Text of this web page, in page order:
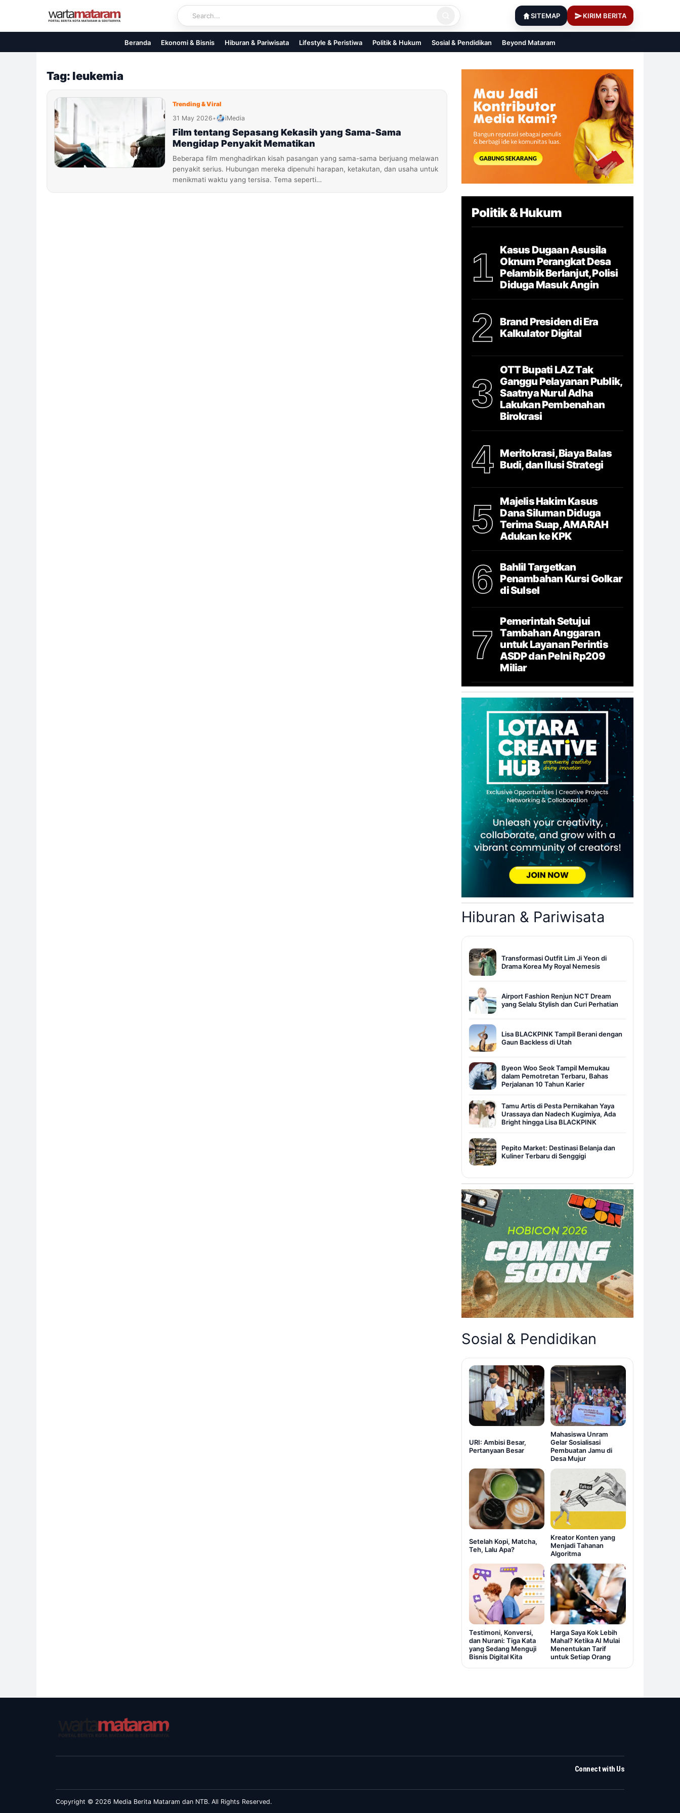
content
SITEMAP KIRIM BERITA
Beranda Ekonomi & Bisnis Hiburan & Pariwisata Lifestyle & Peristiwa Politik & Hukum Sosial & Pendidikan Beyond Mataram
Tag: leukemia
Trending & Viral
31 May 2026• iMedia
Film tentang Sepasang Kekasih yang Sama-Sama
Mengidap Penyakit Mematikan
Beberapa film menghadirkan kisah pasangan yang sama-sama berjuang melawan
penyakit serius. Hubungan mereka dipenuhi harapan, ketakutan, dan usaha untuk
menikmati waktu yang tersisa. Tema seperti…
Politik & Hukum
1
Kasus Dugaan Asusila
Oknum Perangkat Desa
Pelambik Berlanjut, Polisi
Diduga Masuk Angin
2
Brand Presiden di Era
Kalkulator Digital
3
OTT Bupati LAZ Tak
Ganggu Pelayanan Publik,
Saatnya Nurul Adha
Lakukan Pembenahan
Birokrasi
4
Meritokrasi, Biaya Balas
Budi, dan Ilusi Strategi
5
Majelis Hakim Kasus
Dana Siluman Diduga
Terima Suap, AMARAH
Adukan ke KPK
6
Bahlil Targetkan
Penambahan Kursi Golkar
di Sulsel
7
Pemerintah Setujui
Tambahan Anggaran
untuk Layanan Perintis
ASDP dan Pelni Rp209
Miliar
Hiburan & Pariwisata
Transformasi Outfit Lim Ji Yeon di
Drama Korea My Royal Nemesis
Airport Fashion Renjun NCT Dream
yang Selalu Stylish dan Curi Perhatian
Lisa BLACKPINK Tampil Berani dengan
Gaun Backless di Utah
Byeon Woo Seok Tampil Memukau
dalam Pemotretan Terbaru, Bahas
Perjalanan 10 Tahun Karier
Tamu Artis di Pesta Pernikahan Yaya
Urassaya dan Nadech Kugimiya, Ada
Bright hingga Lisa BLACKPINK
Pepito Market: Destinasi Belanja dan
Kuliner Terbaru di Senggigi
Sosial & Pendidikan
URI: Ambisi Besar,
Pertanyaan Besar
Mahasiswa Unram
Gelar Sosialisasi
Pembuatan Jamu di
Desa Mujur
Setelah Kopi, Matcha,
Teh, Lalu Apa?
Kreator Konten yang
Menjadi Tahanan
Algoritma
Testimoni, Konversi,
dan Nurani: Tiga Kata
yang Sedang Menguji
Bisnis Digital Kita
Harga Saya Kok Lebih
Mahal? Ketika AI Mulai
Menentukan Tarif
untuk Setiap Orang
Connect with Us
Copyright © 2026 Media Berita Mataram dan NTB. All Rights Reserved.